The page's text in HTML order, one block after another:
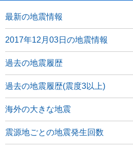
最新の地震情報
2017年12月03日の地震情報
過去の地震履歴
過去の地震履歴(震度3以上)
海外の大きな地震
震源地ごとの地震発生回数